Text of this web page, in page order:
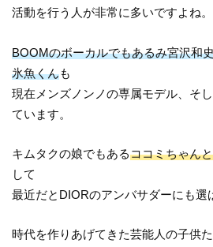
活動を行う人が非常に多いですよね。
BOOMのボーカルでもあるみ宮沢和
氷魚くんも
現在メンズノンノの専属モデル、そ
ています。
キムタクの娘でもあるココミちゃん
して
最近だとDIORのアンバサダーにも選
時代を作りあげてきた芸能人の子供